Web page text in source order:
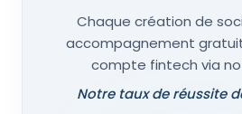
Chaque création de
accompagnement
compte fintech via
Notre taux de réussite